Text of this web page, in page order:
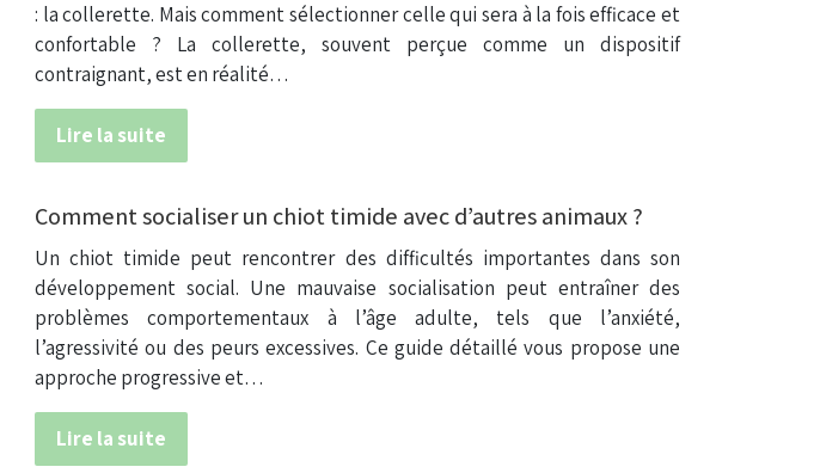
: la collerette. Mais comment sélectionner celle qui sera à la fois efficace et
confortable ? La collerette, souvent perçue comme un dispositif
contraignant, est en réalité…
Lire la suite
Comment socialiser un chiot timide avec d’autres animaux ?
Un chiot timide peut rencontrer des difficultés importantes dans son
développement social. Une mauvaise socialisation peut entraîner des
problèmes comportementaux à l’âge adulte, tels que l’anxiété,
l’agressivité ou des peurs excessives. Ce guide détaillé vous propose une
approche progressive et…
Lire la suite